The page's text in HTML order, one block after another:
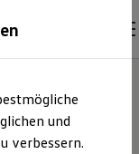
und
verbessern.